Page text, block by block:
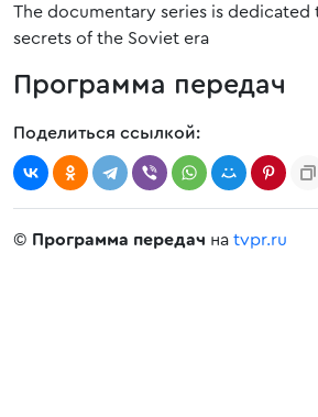
The documentary series is dedicated
secrets of the Soviet era
Программа передач
Поделиться ссылкой:
© Программа передач на tvpr.ru